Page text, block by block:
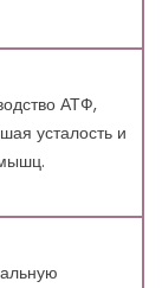
60?
АТФ,
усталость и